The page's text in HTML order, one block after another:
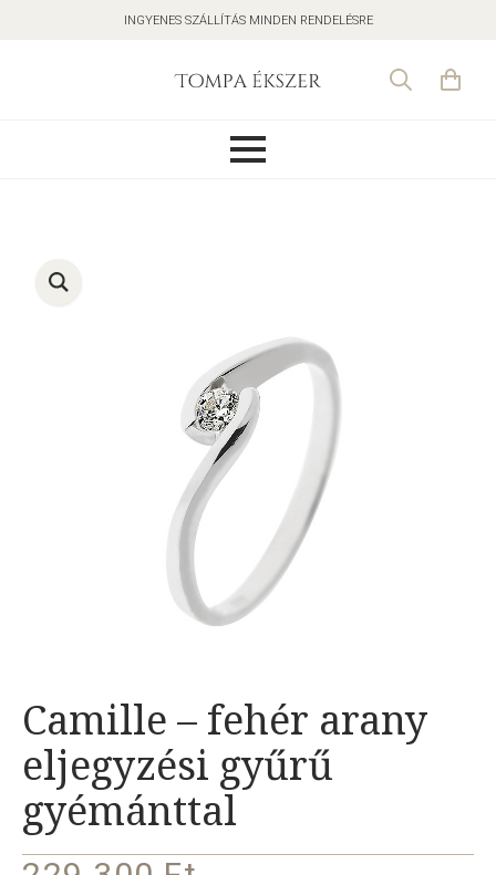
INGYENES SZÁLLÍTÁS MINDEN RENDELÉSRE
Camille – fehér arany
eljegyzési gyűrű
gyémánttal